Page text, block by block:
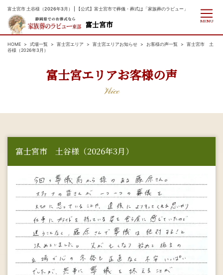
富士宮市 土谷様（2026年3月） | 【公式】富士宮市で葬儀・葬式は「家族葬のラビュー」
富士宮市 MENU
HOME 式場一覧 富士宮エリア 富士宮エリアお知らせ お客様の声一覧
富士宮市 土
谷様（2026年3月）
富士宮エリアお客様の声
Voice
富士宮市 土谷様（2026年3月）